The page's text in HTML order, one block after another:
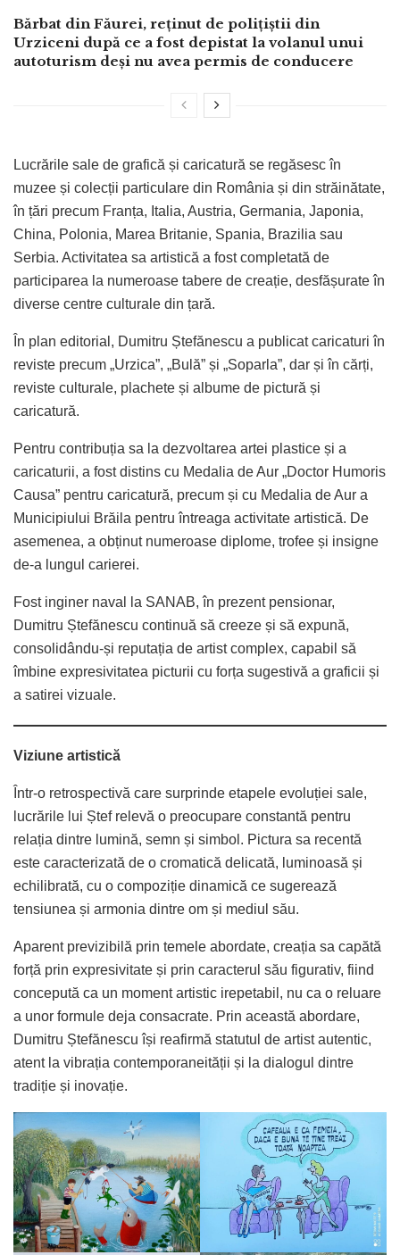
Bărbat din Făurei, reținut de polițiștii din
Urziceni după ce a fost depistat la volanul unui
autoturism deși nu avea permis de conducere
Lucrările sale de grafică și caricatură se regăsesc în
muzee și colecții particulare din România și din străinătate,
în țări precum Franța, Italia, Austria, Germania, Japonia,
China, Polonia, Marea Britanie, Spania, Brazilia sau
Serbia. Activitatea sa artistică a fost completată de
participarea la numeroase tabere de creație, desfășurate în
diverse centre culturale din țară.
În plan editorial, Dumitru Ștefănescu a publicat caricaturi în
reviste precum „Urzica”, „Bulă” și „Soparla”, dar și în cărți,
reviste culturale, plachete și albume de pictură și
caricatură.
Pentru contribuția sa la dezvoltarea artei plastice și a
caricaturii, a fost distins cu Medalia de Aur „Doctor Humoris
Causa” pentru caricatură, precum și cu Medalia de Aur a
Municipiului Brăila pentru întreaga activitate artistică. De
asemenea, a obținut numeroase diplome, trofee și insigne
de-a lungul carierei.
Fost inginer naval la SANAB, în prezent pensionar,
Dumitru Ștefănescu continuă să creeze și să expună,
consolidându-și reputația de artist complex, capabil să
îmbine expresivitatea picturii cu forța sugestivă a graficii și
a satirei vizuale.
Viziune artistică
Într-o retrospectivă care surprinde etapele evoluției sale,
lucrările lui Ștef relevă o preocupare constantă pentru
relația dintre lumină, semn și simbol. Pictura sa recentă
este caracterizată de o cromatică delicată, luminoasă și
echilibrată, cu o compoziție dinamică ce sugerează
tensiunea și armonia dintre om și mediul său.
Aparent previzibilă prin temele abordate, creația sa capătă
forță prin expresivitate și prin caracterul său figurativ, fiind
concepută ca un moment artistic irepetabil, nu ca o reluare
a unor formule deja consacrate. Prin această abordare,
Dumitru Ștefănescu își reafirmă statutul de artist autentic,
atent la vibrația contemporaneității și la dialogul dintre
tradiție și inovație.